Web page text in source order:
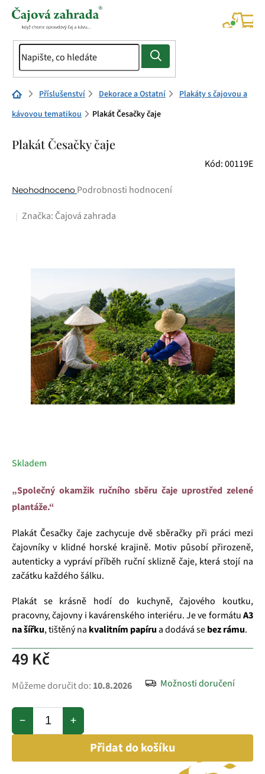
Přejít
Domů Příslušenství Dekorace a Ostatní
Plakáty s čajovou a
kávovou tematikou
Plakát Česačky čaje
Plakát Česačky čaje
Kód:00119E
Průměrné
produktu
Neohodnoceno Podrobnosti hodnocení
Značka: Čajová zahrada
49 Kč
Skladem
Můžeme doručit do: 10.8.2026 Možnosti doručení
+
−
Přidat do košíku
„Společný okamžik ručního sběru čaje uprostřed zelené
plantáže.“
Plakát Česačky čaje zachycuje dvě sběračky při práci mezi
čajovníky v klidné horské krajině. Motiv působí přirozeně,
autenticky a vypráví příběh ruční sklizně čaje, která stojí na
začátku každého šálku.
Plakát se krásně hodí do kuchyně, čajového koutku,
pracovny, čajovny i kavárenského interiéru. Je ve formátuA3
na šířku, tištěný na kvalitním papírua dodává sebez rámu.